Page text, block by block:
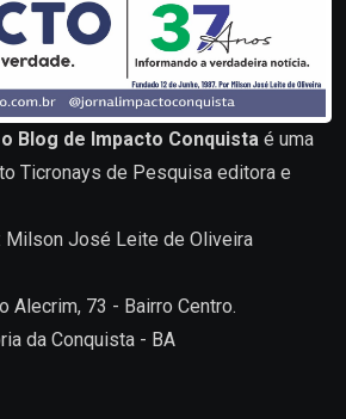
Blog de Impacto Conquista é uma
Ticronays de Pesquisa editora e
Milson José Leite de Oliveira
Alecrim, 73 - Bairro Centro.
da Conquista - BA